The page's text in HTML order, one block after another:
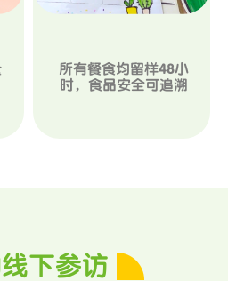
所有餐食均留样48小
时，食品安全可追溯
下参访